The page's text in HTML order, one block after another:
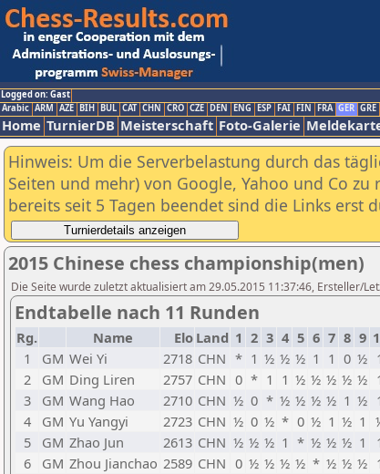
Logged on: Gast
Arabic ARM AZE BIH BUL CAT CHN CRO CZE DEN ENG ESP FAI FIN FRA GER GRE
Home TurnierDB Meisterschaft Foto-Galerie
Hinweis: Um die Serverbelastung durch das
Seiten und mehr) von Google, Yahoo und Co
bereits seit 5 Tagen beendet sind die Links erst
2015 Chinese chess championship(men)
Die Seite wurde zuletzt aktualisiert am 29.05.2015 11:37:46, Ersteller/
Endtabelle nach 11 Runden
Rg. Name Elo Land 1 2 3 4 5 6 7 8 9
1
GM Wei Yi 2718 CHN * 1 ½ ½ ½ 1 1 0 ½
2
GM Ding Liren 2757 CHN 0 * 1 1 ½ ½ ½ ½ ½
3
GM Wang Hao 2710 CHN ½ 0 * ½ ½ ½ ½ 1 ½
4
GM Yu Yangyi 2723 CHN ½ 0 ½ * 0 ½ 1 ½ 1
5
GM Zhao Jun 2613 CHN ½ ½ ½ 1 * ½ ½ ½ 1
6
GM Zhou Jianchao 2589 CHN 0 ½ ½ ½ ½ * ½ ½ ½